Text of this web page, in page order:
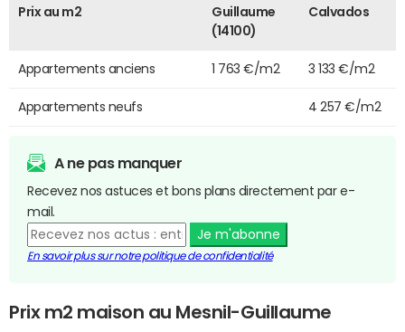
Prix au m2
Guillaume
(14100)
Calvados
Appartements anciens 1 763 €/m2 3 133 €/m2
Appartements neufs 4 257 €/m2
A ne pas manquer
Recevez nos astuces et bons plans directement par e-
mail.
Je m'abonne
En savoir plus sur notre politique de confidentialité
Prix m2 maison au Mesnil-Guillaume